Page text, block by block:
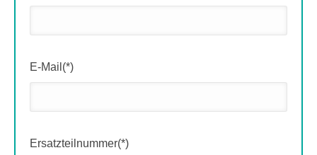
E-Mail(*)
Ersatzteilnummer(*)